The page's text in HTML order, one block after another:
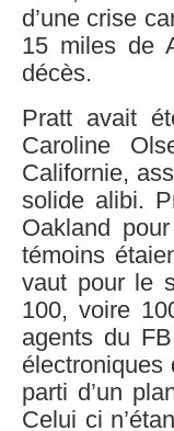
d’une crise
15 miles de
décès.
Pratt avait
Caroline
Californie,
solide alibi.
Oakland
témoins
vaut pour le
100, voire
agents du
parti d’un
Celui ci